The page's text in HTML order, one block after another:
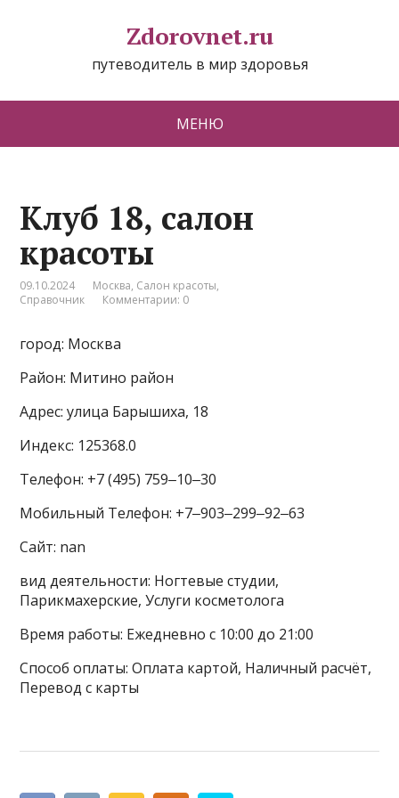
Zdorovnet.ru
путеводитель в мир здоровья
МЕНЮ
Клуб 18, салон
красоты
09.10.2024 Москва, Салон красоты,
Справочник
Комментарии: 0
город: Москва
Район: Митино район
Адрес: улица Барышиха, 18
Индекс: 125368.0
Телефон: +7 (495) 759‒10‒30
Мобильный Телефон: +7‒903‒299‒92‒63
Сайт: nan
вид деятельности: Ногтевые студии,
Парикмахерские, Услуги косметолога
Время работы: Ежедневно с 10:00 до 21:00
Способ оплаты: Оплата картой, Наличный расчёт,
Перевод с карты